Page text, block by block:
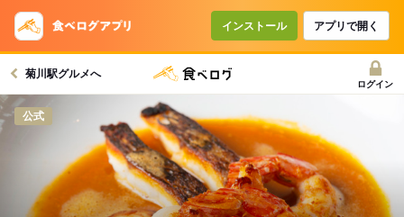
インストール アプリで開く
菊川駅グルメへ
ログイン
公式